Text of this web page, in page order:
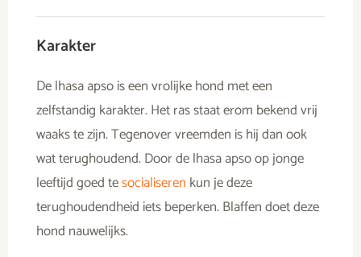
Karakter
De lhasa apso is een vrolijke hond met een
zelfstandig karakter. Het ras staat erom bekend vrij
waaks te zijn. Tegenover vreemden is hij dan ook
wat terughoudend. Door de lhasa apso op jonge
leeftijd goed tesocialiseren kun je deze
terughoudendheid iets beperken. Blaffen doet deze
hond nauwelijks.